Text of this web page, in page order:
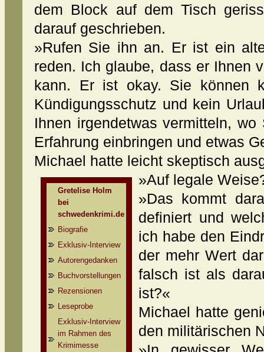
dem Block auf dem Tisch
darauf geschrieben.
»Rufen Sie ihn an. Er ist ein
reden. Ich glaube, dass er Ihnen
kann. Er ist okay. Sie können
Kündigungsschutz und kein
Ihnen irgendetwas vermitteln,
Erfahrung einbringen und etwas
Michael hatte leicht skeptisch
Gretelise Holm
bei
schwedenkrimi.de
Biografie
Exklusiv-Interview
Autorengedanken
Buchvorstellungen
Rezensionen
Leseprobe
Exklusiv-Interview
im Rahmen des
Krimimesse
»Auf legale
»Das kommt
definiert und
ich habe den
der mehr Wert
falsch ist als
ist?«
Michael hatte
den militärischen